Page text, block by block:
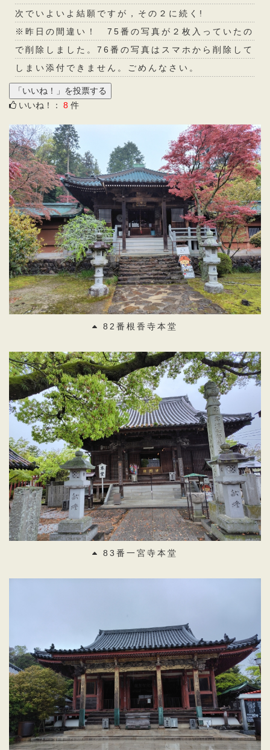
次でいよいよ結願ですが，その２に続く!
※昨日の間違い！ 75番の写真が２枚入っていたの
で削除しました。76番の写真はスマホから削除して
しまい添付できません。ごめんなさい。
いいね！： 8 件
82番根香寺本堂
83番一宮寺本堂